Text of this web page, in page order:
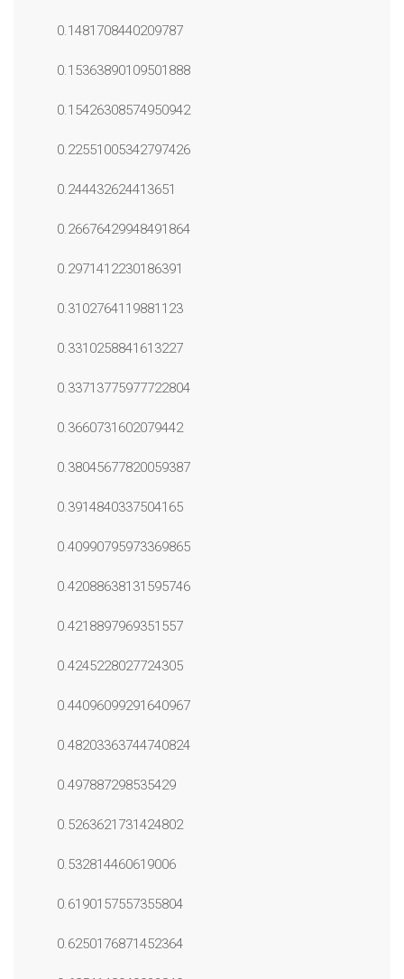
0.1481708440209787
0.15363890109501888
0.15426308574950942
0.22551005342797426
0.244432624413651
0.26676429948491864
0.2971412230186391
0.3102764119881123
0.3310258841613227
0.33713775977722804
0.3660731602079442
0.38045677820059387
0.3914840337504165
0.40990795973369865
0.42088638131595746
0.4218897969351557
0.4245228027724305
0.44096099291640967
0.48203363744740824
0.497887298535429
0.5263621731424802
0.532814460619006
0.6190157557355804
0.6250176871452364